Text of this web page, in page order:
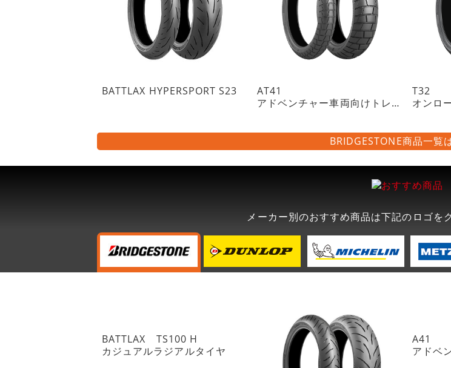
BATTLAX HYPERSPORT S23
AT41
アドベンチャー車両向けトレイルタイヤ ON指向
T32
BRIDGESTONE商品一覧
メーカー別のおすすめ商品は下記のロゴを
BATTLAX TS100 H
カジュアルラジアルタイヤ
A41